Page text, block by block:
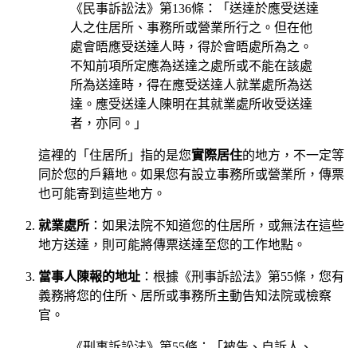
《民事訴訟法》第136條：「送達於應受送達
人之住居所、事務所或營業所行之。但在他
處會晤應受送達人時，得於會晤處所為之。
不知前項所定應為送達之處所或不能在該處
所為送達時，得在應受送達人就業處所為送
達。應受送達人陳明在其就業處所收受送達
者，亦同。」
這裡的「住居所」指的是您實際居住的地方，不一定等
同於您的戶籍地。如果您有設立事務所或營業所，傳票
也可能寄到這些地方。
就業處所 ：如果法院不知道您的住居所，或無法在這些
地方送達，則可能將傳票送達至您的工作地點。
當事人陳報的地址 ：根據《刑事訴訟法》第55條，您有
義務將您的住所、居所或事務所主動告知法院或檢察
官。